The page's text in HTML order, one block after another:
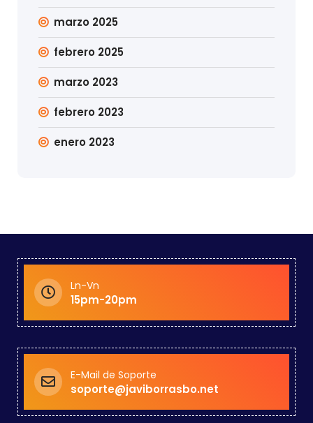
marzo 2025
febrero 2025
marzo 2023
febrero 2023
enero 2023
Ln-Vn
15pm-20pm
E-Mail de Soporte
soporte@javiborrasbo.net